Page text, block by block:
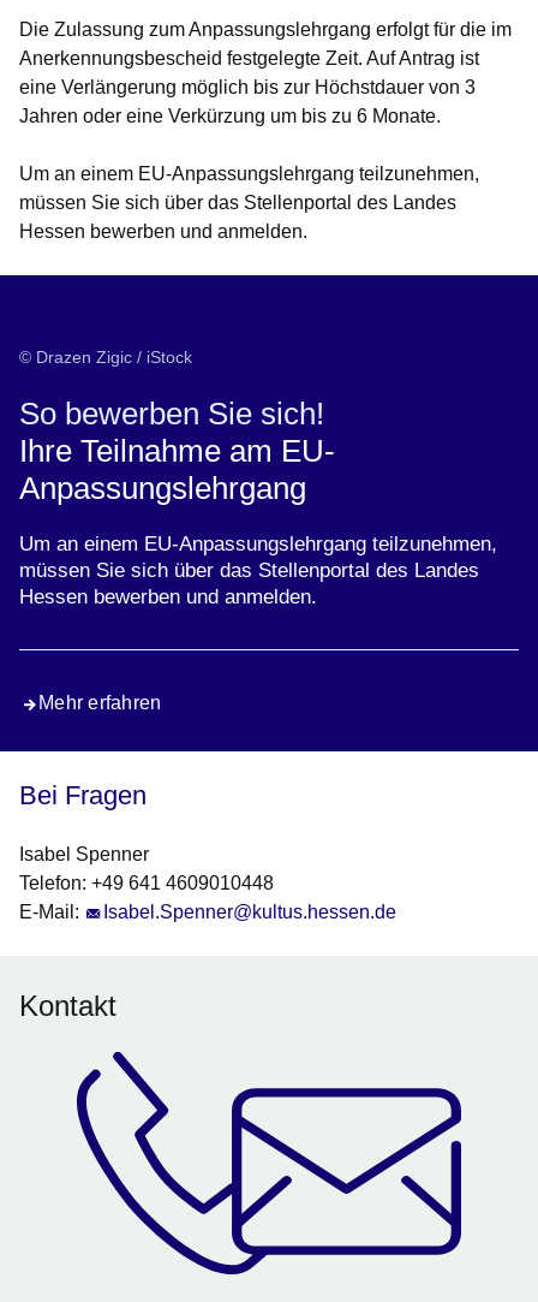
Die Zulassung zum Anpassungslehrgang erfolgt für die im
Anerkennungsbescheid festgelegte Zeit. Auf Antrag ist
eine Verlängerung möglich bis zur Höchstdauer von 3
Jahren oder eine Verkürzung um bis zu 6 Monate.
Um an einem EU-Anpassungslehrgang teilzunehmen,
müssen Sie sich über das Stellenportal des Landes
Hessen bewerben und anmelden.
© Drazen Zigic / iStock
So bewerben Sie sich!
Ihre Teilnahme am EU-
Anpassungslehrgang
Um an einem EU-Anpassungslehrgang teilzunehmen,
müssen Sie sich über das Stellenportal des Landes
Hessen bewerben und anmelden.
Mehr erfahren
Bei Fragen
Isabel Spenner
Telefon: +49 641 4609010448
E-Mail:
Isabel.Spenner@kultus.hessen.de
Kontakt